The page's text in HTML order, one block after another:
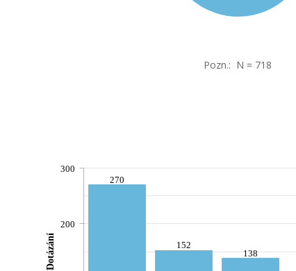
Pozn.: N = 718
270
152
138
200
300
Dotázání